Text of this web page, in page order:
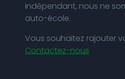
indépendant, nous ne
auto-école.
Vous souhaitez rajouter
Contactez-nous